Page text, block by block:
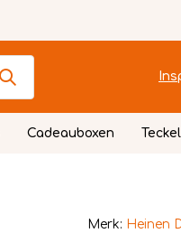
Cadeauboxen
Merk: Heinen